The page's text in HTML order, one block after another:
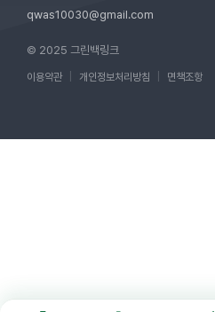
qwas10030@gmail.com
© 2025 그린백링크
이용약관 개인정보처리방침 면책조항